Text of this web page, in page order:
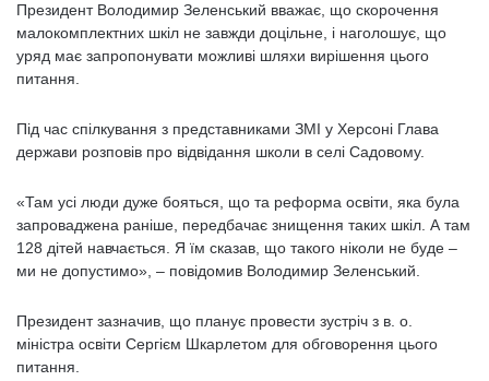
Президент Володимир Зеленський вважає, що скорочення
малокомплектних шкіл не завжди доцільне, і наголошує, що
уряд має запропонувати можливі шляхи вирішення цього
питання.
Під час спілкування з представниками ЗМІ у Херсоні Глава
держави розповів про відвідання школи в селі Садовому.
«Там усі люди дуже бояться, що та реформа освіти, яка була
запроваджена раніше, передбачає знищення таких шкіл. А там
128 дітей навчається. Я їм сказав, що такого ніколи не буде –
ми не допустимо», – повідомив Володимир Зеленський.
Президент зазначив, що планує провести зустріч з в. о.
міністра освіти Сергієм Шкарлетом для обговорення цього
питання.